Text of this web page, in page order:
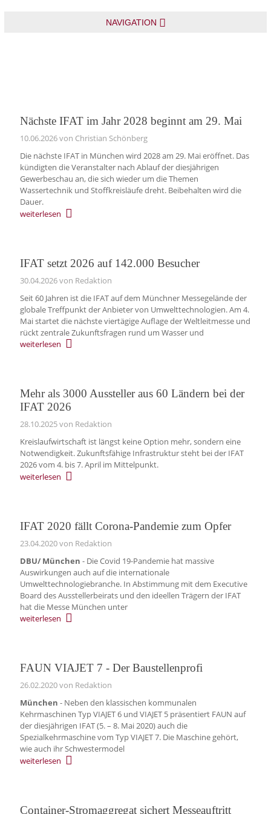
NAVIGATION
Nächste IFAT im Jahr 2028 beginnt am 29. Mai
10.06.2026von Christian Schönberg
Die nächste IFAT in München wird 2028 am 29. Mai eröffnet. Das
kündigten die Veranstalter nach Ablauf der diesjährigen
Gewerbeschau an, die sich wieder um die Themen
Wassertechnik und Stoffkreisläufe dreht. Beibehalten wird die
Dauer.
weiterlesen
IFAT setzt 2026 auf 142.000 Besucher
30.04.2026von Redaktion
Seit 60 Jahren ist die IFAT auf dem Münchner Messegelände der
globale Treffpunkt der Anbieter von Umwelttechnologien. Am 4.
Mai startet die nächste viertägige Auflage der Weltleitmesse und
rückt zentrale Zukunftsfragen rund um Wasser und
weiterlesen
Mehr als 3000 Aussteller aus 60 Ländern bei der
IFAT 2026
28.10.2025von Redaktion
Kreislaufwirtschaft ist längst keine Option mehr, sondern eine
Notwendigkeit. Zukunftsfähige Infrastruktur steht bei der IFAT
2026 vom 4. bis 7. April im Mittelpunkt.
weiterlesen
IFAT 2020 fällt Corona-Pandemie zum Opfer
23.04.2020von Redaktion
DBU/ München - Die Covid 19-Pandemie hat massive
Auswirkungen auch auf die internationale
Umwelttechnologiebranche. In Abstimmung mit dem Executive
Board des Ausstellerbeirats und den ideellen Trägern der IFAT
hat die Messe München unter
weiterlesen
FAUN VIAJET 7 - Der Baustellenprofi
26.02.2020von Redaktion
München - Neben den klassischen kommunalen
Kehrmaschinen Typ VIAJET 6 und VIAJET 5 präsentiert FAUN auf
der diesjährigen IFAT (5. – 8. Mai 2020) auch die
Spezialkehrmaschine vom Typ VIAJET 7. Die Maschine gehört,
wie auch ihr Schwestermodel
weiterlesen
Container-Stromaggregat sichert Messeauftritt